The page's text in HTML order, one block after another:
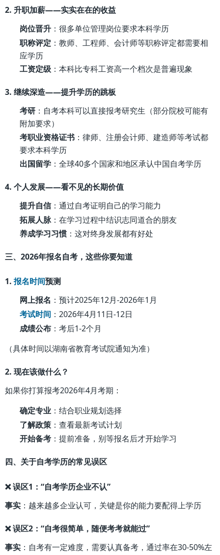
2. 升职加薪——实实在在的收益
岗位晋升：很多单位管理岗位要求本科学历
职称评定 ：教师、工程师、会计师等职称评定都需要相
应学历
工资定级：本科比专科工资高一个档次是普遍现象
3. 继续深造——提升学历的跳板
考研：自考本科可以直接报考研究生（部分院校可能有
附加要求）
考职业资格证书：律师、注册会计师、建造师等考试都
要求本科学历
出国留学：全球40多个国家和地区承认中国自考学历
4. 个人发展——看不见的长期价值
提升自信：通过自考证明自己的学习能力
拓展人脉：在学习过程中结识志同道合的朋友
养成学习习惯：这对终身发展都有好处
三、2026年报名自考，这些你要知道
1. 报名时间预测
网上报名 ：预计2025年12月-2026年1月
考试时间：2026年4月11日-12日
成绩公布：考后1-2个月
（具体时间以湖南省教育考试院通知为准）
2. 现在该做什么？
如果你打算报考2026年4月考期：
确定专业：结合职业规划选择
了解政策：查看最新考试计划
开始备考：提前准备，别等报名后才开始学习
四、关于自考学历的常见误区
❌ 误区1：“自考学历企业不认”
事实：越来越多企业认可，关键是你的能力要配得上学历
❌ 误区2：“自考很简单，随便考考就能过”
事实：自考有一定难度，需要认真备考，通过率在30-50%左